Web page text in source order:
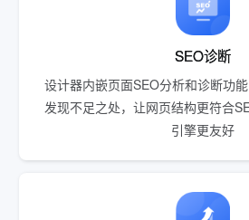
SEO诊断
设计器内嵌页面SEO分析和诊断功
发现不足之处，让网页结构更符合
引擎更友好